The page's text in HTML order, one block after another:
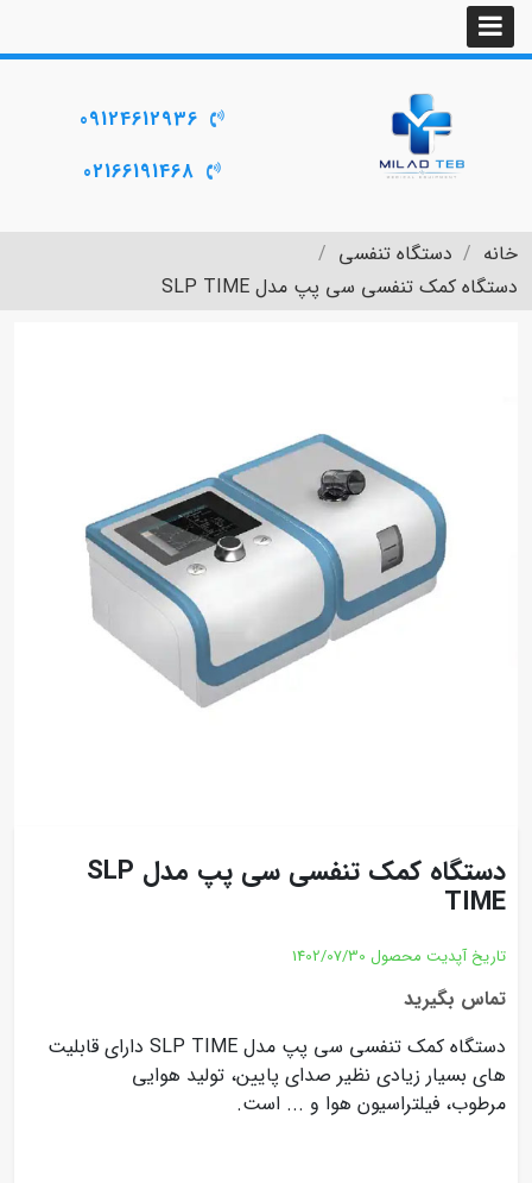
09124612936
02166191468
خانه
دستگاه تنفسی
دستگاه کمک تنفسی سی پپ مدل SLP TIME
دستگاه کمک تنفسی سی پپ مدل SLP
TIME
تاریخ آپدیت محصول 1402/07/30
تماس بگیرید
دستگاه کمک تنفسی سی پپ مدل SLP TIME دارای قابلیت
های بسیار زیادی نظیر صدای پایین، تولید هوایی
مرطوب، فیلتراسیون هوا و ... است.